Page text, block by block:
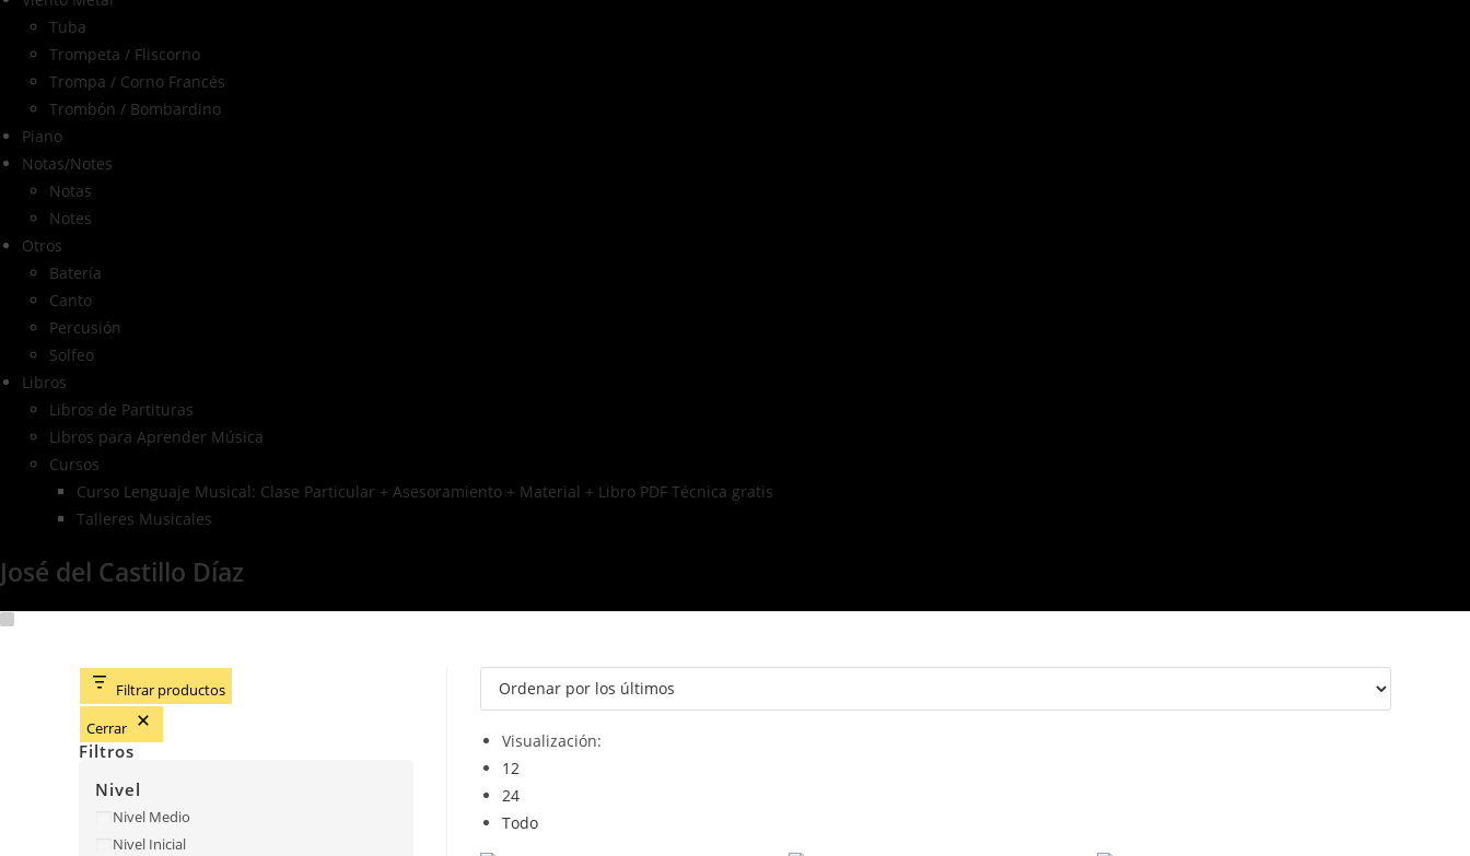
Tuba
Trompeta / Fliscorno
Trompa / Corno Francés
Trombón / Bombardino
Piano
Notas/Notes
Notas
Notes
Otros
Batería
Canto
Percusión
Solfeo
Libros
Libros de Partituras
Libros para Aprender Música
Cursos
Curso Lenguaje Musical: Clase Particular + Asesoramiento + Material + Libro PDF Técnica gratis
Talleres Musicales
José del Castillo Díaz
Filtrar productos
Cerrar
Filtros
Nivel
Nivel
Nivel Medio
Nivel Inicial
Visualización:
12
24
Todo